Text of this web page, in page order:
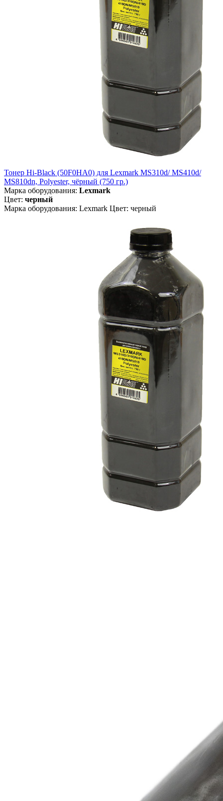
Тонер Hi-Black (50F0HA0) для Lexmark MS310d/ MS410d/
MS810dn, Polyester, чёрный (750 гр.)
Марка оборудования: Lexmark
Цвет: черный
Марка оборудования: Lexmark Цвет: черный